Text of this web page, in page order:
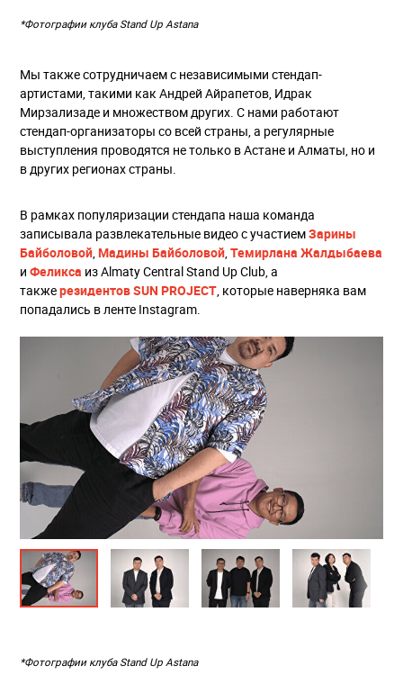
*Фотографии клуба Stand Up Astana
Мы также сотрудничаем с независимыми стендап-
артистами, такими как Андрей Айрапетов, Идрак
Мирзализаде и множеством других. С нами работают
стендап-организаторы со всей страны, а регулярные
выступления проводятся не только в Астане и Алматы, но и
в других регионах страны.
В рамках популяризации стендапа наша команда
записывала развлекательные видео с участиемЗарины
Байболовой,Мадины Байболовой,Темирлана Жалдыбаева
и Феликса из Almaty Central Stand Up Club, а
такжерезидентов SUN PROJECT, которые наверняка вам
попадались в ленте Instagram.
*Фотографии клуба Stand Up Astana